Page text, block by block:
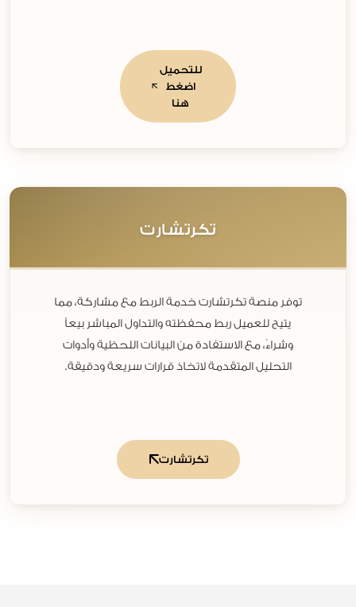
للتحميل
اضغط
هنا
تكرتشارت‬
توفر منصة تكرتشارت خدمة الربط مع مشاركة، مما
يتيح للعميل ربط محفظته والتداول المباشر بيعاً
وشراءً، مع الاستفادة من البيانات اللحظية وأدوات
التحليل المتقدمة لاتخاذ قرارات سريعة ودقيقة.
تكرتشارت‬